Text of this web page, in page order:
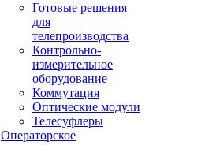
Готовые решения
для
телепроизводства
Контрольно-
измерительное
оборудование
Коммутация
Оптические модули
Телесуфлеры
Операторское